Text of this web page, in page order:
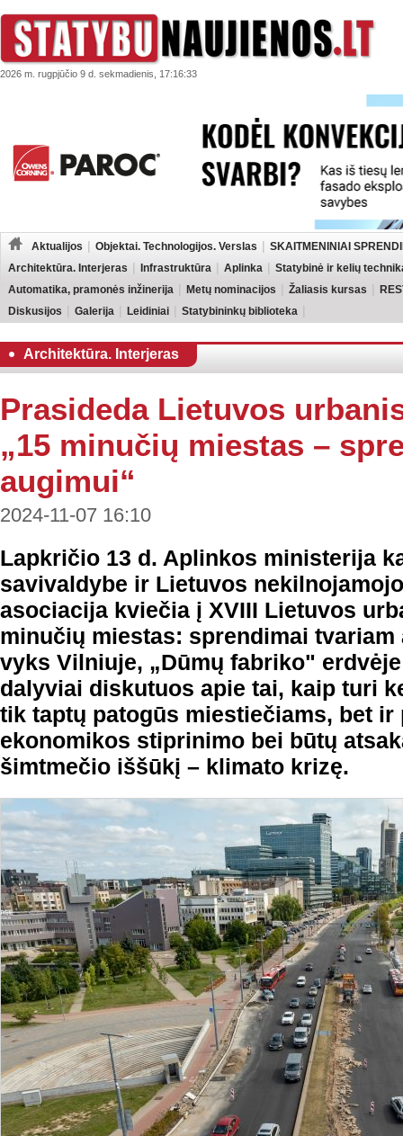
2026 m. rugpjūčio 9 d. sekmadienis, 17:16:33
Aktualijos Objektai. Technologijos. Verslas
SKAITMENINIAI
Architektūra. Interjeras
Infrastruktūra Aplinka
Statybinė ir kelių
Automatika, pramonės inžinerija
Metų nominacijos Žaliasis kursas
Diskusijos
Galerija Leidiniai Statybininkų biblioteka
Architektūra. Interjeras
Prasideda Lietuvos
„15 minučių miestas –
augimui“
2024-11-07 16:10
Lapkričio 13 d. Aplinkos ministerija
savivaldybe ir Lietuvos
asociacija kviečia į XVIII Lietuvos
minučių miestas: sprendimai
vyks Vilniuje, „Dūmų fabriko"
dalyviai diskutuos apie tai, kaip turi
tik taptų patogūs miestiečiams, bet
ekonomikos stiprinimo bei būtų
šimtmečio iššūkį – klimato krizę.